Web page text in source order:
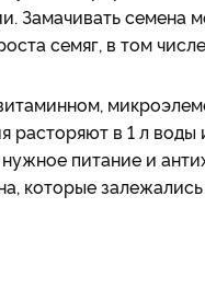
Замачивать семена
семяг, в том
расторяют в 1 л
питание и
которые